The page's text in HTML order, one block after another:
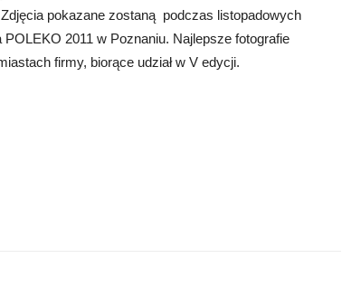
pokazane zostaną podczas listopadowych
2011 w Poznaniu. Najlepsze fotografie
firmy, biorące udział w V edycji.